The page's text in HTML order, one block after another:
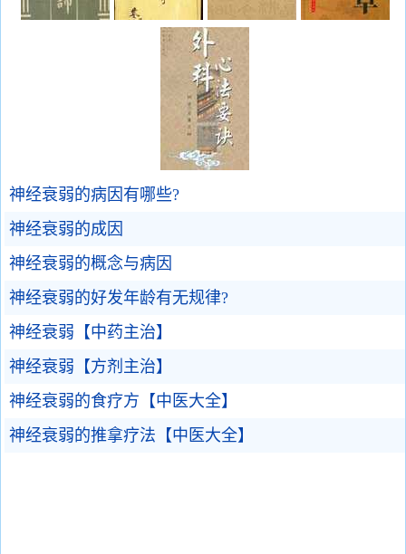
神经衰弱的病因有哪些?
神经衰弱的成因
神经衰弱的概念与病因
神经衰弱的好发年龄有无规律?
神经衰弱【中药主治】
神经衰弱【方剂主治】
神经衰弱的食疗方【中医大全】
神经衰弱的推拿疗法【中医大全】